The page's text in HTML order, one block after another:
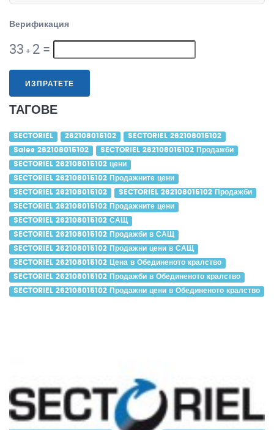
Верификация
33 + 2 =
ИЗПРАТЕТЕ
ТАГОВЕ
SECTORIEL 262108015102 SECTORIEL 262108015102
Sales 262108015102 SECTORIEL 262108015102 Продажби
SECTORIEL 262108015102 цени
SECTORIEL 262108015102 Продажните цени
SECTORIEL 262108015102 SECTORIEL 262108015102 Продажби
SECTORIEL 262108015102 Продажните цени
SECTORIEL 262108015102 САЩ
SECTORIEL 262108015102 Продажби в САЩ
SECTORIEL 262108015102 Продажни цени в САЩ
SECTORIEL 262108015102 Цена в Обединеното кралство
SECTORIEL 262108015102 Продажби в Обединеното кралство
SECTORIEL 262108015102 Продажни цени в Обединеното кралство